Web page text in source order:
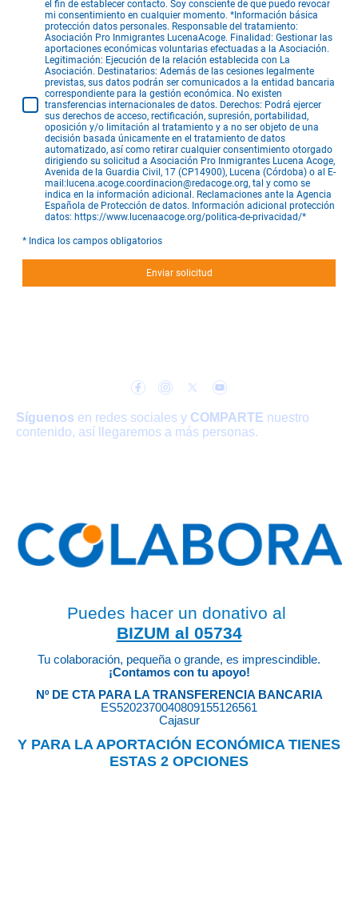
el fin de establecer contacto. Soy consciente de que puedo revocar
mi consentimiento en cualquier momento. *Información básica
protección datos personales. Responsable del tratamiento:
Asociación Pro Inmigrantes LucenaAcoge. Finalidad: Gestionar las
aportaciones económicas voluntarias efectuadas a la Asociación.
Legitimación: Ejecución de la relación establecida con La
Asociación. Destinatarios: Además de las cesiones legalmente
previstas, sus datos podrán ser comunicados a la entidad bancaria
correspondiente para la gestión económica. No existen
transferencias internacionales de datos. Derechos: Podrá ejercer
sus derechos de acceso, rectificación, supresión, portabilidad,
oposición y/o limitación al tratamiento y a no ser objeto de una
decisión basada únicamente en el tratamiento de datos
automatizado, así como retirar cualquier consentimiento otorgado
dirigiendo su solicitud a Asociación Pro Inmigrantes Lucena Acoge,
Avenida de la Guardia Civil, 17 (CP14900), Lucena (Córdoba) o al E-
mail:lucena.acoge.coordinacion@redacoge.org, tal y como se
indica en la información adicional. Reclamaciones ante la Agencia
Española de Protección de datos. Información adicional protección
datos: https://www.lucenaacoge.org/politica-de-privacidad/*
* Indica los campos obligatorios
Enviar solicitud
Síguenos en redes sociales y COMPARTE nuestro
contenido, así llegaremos a más personas.
Puedes hacer un donativo al
BIZUM al 05734
Tu colaboración, pequeña o grande, es imprescindible.
¡Contamos con tu apoyo!
Nº DE CTA PARA LA TRANSFERENCIA BANCARIA
ES5202370040809155126561
Cajasur
Y PARA LA APORTACIÓN ECONÓMICA TIENES
ESTAS 2 OPCIONES